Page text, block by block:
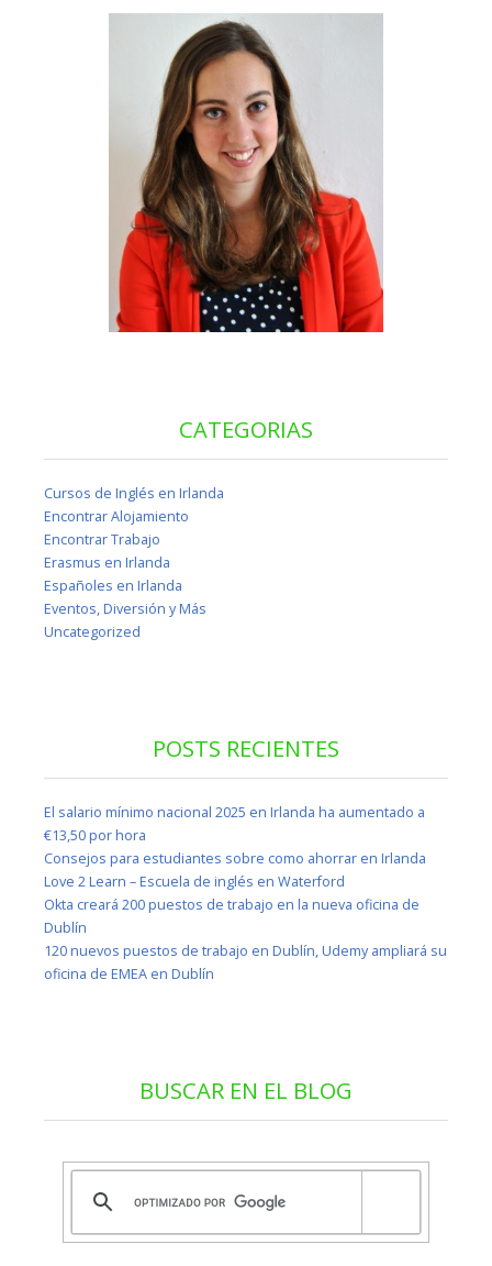
CATEGORIAS
Cursos de Inglés en Irlanda
Encontrar Alojamiento
Encontrar Trabajo
Erasmus en Irlanda
Españoles en Irlanda
Eventos, Diversión y Más
Uncategorized
POSTS RECIENTES
El salario mínimo nacional 2025 en Irlanda ha aumentado a
€13,50 por hora
Consejos para estudiantes sobre como ahorrar en Irlanda
Love 2 Learn – Escuela de inglés en Waterford
Okta creará 200 puestos de trabajo en la nueva oficina de
Dublín
120 nuevos puestos de trabajo en Dublín, Udemy ampliará su
oficina de EMEA en Dublín
BUSCAR EN EL BLOG